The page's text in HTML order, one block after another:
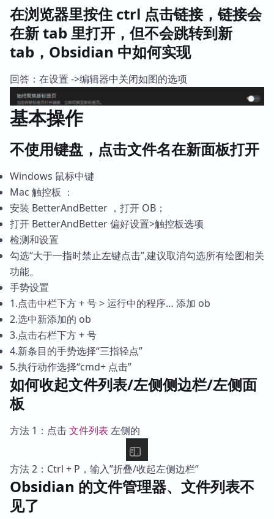
在浏览器里按住 ctrl 点击链接，链接会
在新 tab 里打开，但不会跳转到新
tab，Obsidian 中如何实现
回答：在设置 ->编辑器中关闭如图的选项
基本操作
不使用键盘，点击文件名在新面板打开
Windows 鼠标中键
Mac 触控板 ：
安装 BetterAndBetter ，打开 OB；
打开 BetterAndBetter 偏好设置>触控板选项
检测和设置
勾选“大于一指时禁止左键点击”,建议取消勾选所有绘图相关
功能。
手势设置
1.点击中栏下方 + 号 > 运行中的程序… 添加 ob
2.选中新添加的 ob
3.点击右栏下方 + 号
4.新条目的手势选择“三指轻点”
5.执行动作选择“cmd+ 点击”
如何收起文件列表/左侧侧边栏/左侧面
板
方法 1：点击文件列表 左侧的
方法 2：Ctrl + P，输入”折叠/收起左侧边栏”
Obsidian 的文件管理器、文件列表不
见了